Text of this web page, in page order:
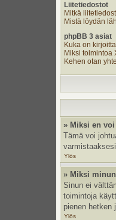
Liitetiedostot
Mitkä
Mistä löydän
phpBB 3 asiat
Kuka on
Miksi toimintoa
Kehen otan
» Miksi en
Tämä voi
Ylös
» Miksi
Sinun ei
toimintoja
pienen hetken
Ylös